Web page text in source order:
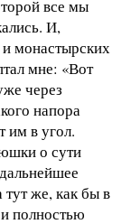
все мы
И,
монастырских
мне: «Вот
через
напора
им в угол.
о сути
тут же, как бы в
полностью